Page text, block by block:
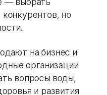
но
на бизнес и
организации
вопросы воды,
и развития